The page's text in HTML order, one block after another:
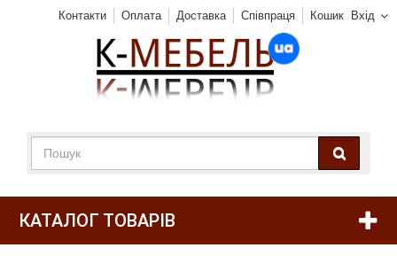
Вхід
Контакти Оплата Доставка Співпраця Кошик
КАТАЛОГ ТОВАРІВ